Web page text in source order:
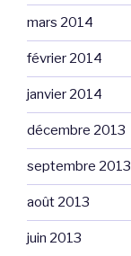
mars 2014
février 2014
janvier 2014
décembre 2013
septembre 2013
août 2013
juin 2013